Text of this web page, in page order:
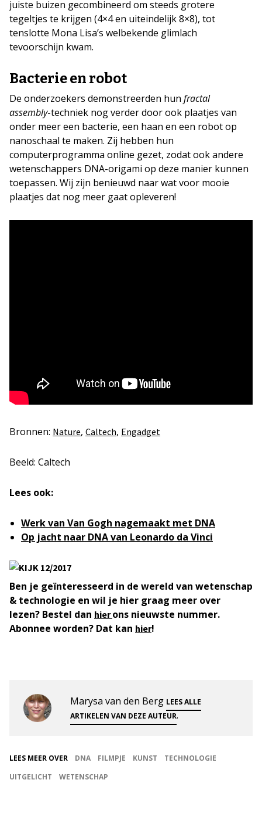
juiste buizen gecombineerd om steeds grotere
tegeltjes te krijgen (4×4 en uiteindelijk 8×8), tot
tenslotte Mona Lisa’s welbekende glimlach
tevoorschijn kwam.
Bacterie en robot
De onderzoekers demonstreerden hun fractal
assembly-techniek nog verder door ook plaatjes van
onder meer een bacterie, een haan en een robot op
nanoschaal te maken. Zij hebben hun
computerprogramma online gezet, zodat ook andere
wetenschappers DNA-origami op deze manier kunnen
toepassen. Wij zijn benieuwd naar wat voor mooie
plaatjes dat nog meer gaat opleveren!
Bronnen: Nature, Caltech, Engadget
Beeld: Caltech
Lees ook:
Werk van Van Gogh nagemaakt met DNA
Op jacht naar DNA van Leonardo da Vinci
Ben je geïnteresseerd in de wereld van wetenschap
& technologie en wil je hier graag meer over
lezen? Bestel dan hierons nieuwste nummer.
Abonnee worden? Dat kan hier!
Marysa van den Berg LEES ALLE
ARTIKELEN VAN DEZE AUTEUR.
LEES MEER OVER DNA FILMPJE KUNST
TECHNOLOGIE
UITGELICHT
WETENSCHAP